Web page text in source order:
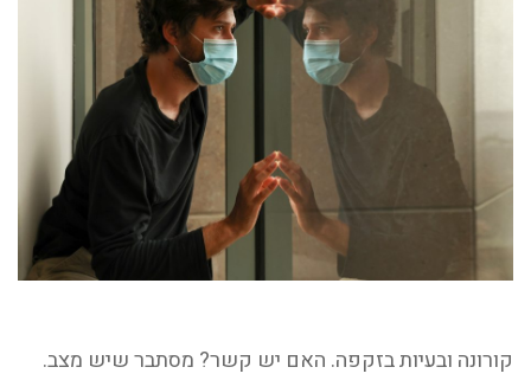
קורונה ובעיות בזקפה. האם יש קשר? מסתבר שיש מצב.